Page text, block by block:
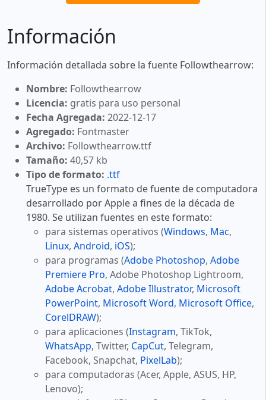
Información
Información detallada sobre la fuente Followthearrow:
Nombre: Followthearrow
Licencia: gratis para uso personal
Fecha Agregada: 2022-12-17
Agregado: Fontmaster
Archivo: Followthearrow.ttf
Tamaño: 40,57 kb
Tipo de formato: .ttf
TrueType es un formato de fuente de computadora
desarrollado por Apple a fines de la década de
1980. Se utilizan fuentes en este formato:
para sistemas operativos (Windows, Mac,
Linux, Android, iOS);
para programas (Adobe Photoshop, Adobe
Premiere Pro, Adobe Photoshop Lightroom,
Adobe Acrobat, Adobe Illustrator, Microsoft
PowerPoint, Microsoft Word, Microsoft Office,
CorelDRAW);
para aplicaciones (Instagram, TikTok,
WhatsApp, Twitter, CapCut, Telegram,
Facebook, Snapchat, PixelLab);
para computadoras (Acer, Apple, ASUS, HP,
Lenovo);